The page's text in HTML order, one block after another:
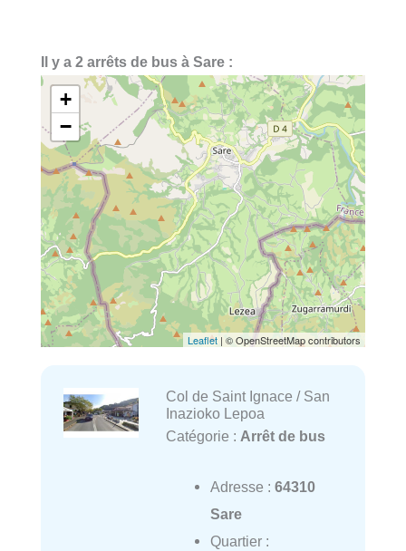
Il y a 2 arrêts de bus à Sare :
+
−
Leaflet | © OpenStreetMap contributors
Col de Saint Ignace / San
Inazioko Lepoa
Catégorie : Arrêt de bus
Adresse : 64310
Sare
Quartier :